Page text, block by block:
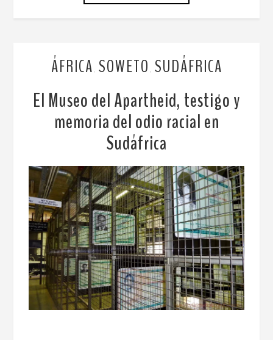
ÁFRICA SOWETO SUDÁFRICA
El Museo del Apartheid, testigo y
memoria del odio racial en
Sudáfrica